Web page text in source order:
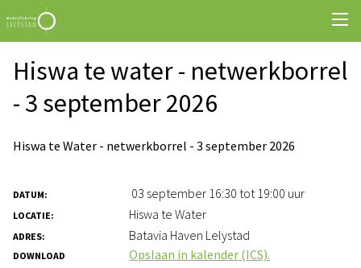
Hiswa te water - netwerkborrel
- 3 september 2026
Hiswa te Water - netwerkborrel - 3 september 2026
DATUM: 03 september 16:30 tot 19:00 uur
LOCATIE: Hiswa te Water
ADRES: Batavia Haven Lelystad
DOWNLOAD Opslaan in kalender (ICS).